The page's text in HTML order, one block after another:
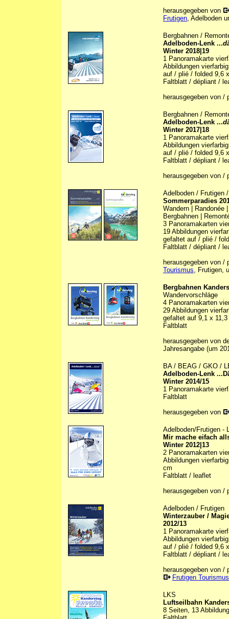
herausgegeben von
Frutigen, Adelboden
Bergbahnen /
Adelboden-Lenk ...
Winter 2018|19
1 Panoramakarte
Abbildungen
auf / plié / folded 9,6
Faltblatt / dépliant /
herausgegeben von
Bergbahnen /
Adelboden-Lenk ...
Winter 2017|18
1 Panoramakarte
Abbildungen
auf / plié / folded 9,6
Faltblatt / dépliant /
herausgegeben von
Adelboden / Frutigen
Sommerparadies
Wandern | Randonée
Bergbahnen |
3 Panoramakarten
19 Abbildungen
gefaltet auf / plié /
Faltblatt / dépliant /
herausgegeben von
Tourismus, Frutigen,
Bergbahnen
Wandervorschläge
4 Panoramakarten
29 Abbildungen
gefaltet auf 9,1 x
Faltblatt
herausgegeben von
Jahresangabe (um
BA / BEAG / GKO /
Adelboden-Lenk
Winter 2014/15
1 Panoramakarte
Faltblatt
herausgegeben von
Adelboden/Frutigen -
Mir mache eifach
Winter 2012|13
2 Panoramakarten
Abbildungen
cm
Faltblatt / leaflet
herausgegeben von /
Adelboden / Frutigen
Winterzauber /
2012/13
1 Panoramakarte
Abbildungen
auf / plié / folded 9,6
Faltblatt / dépliant /
herausgegeben von
Frutigen Tourismus
LKS
Luftseilbahn
8 Seiten, 13